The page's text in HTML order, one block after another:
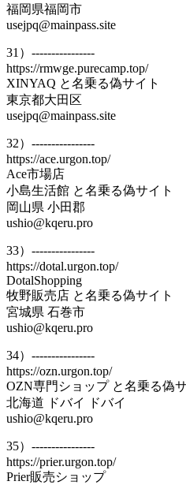
福岡県福岡市
usejpq@mainpass.site
31）----------------
https://rmwge.purecamp.top/
XINYAQ と名乗る偽サイト
東京都大田区
usejpq@mainpass.site
32）----------------
https://ace.urgon.top/
Ace市場店
小島生活館 と名乗る偽サイト
岡山県 小田郡
ushio@kqeru.pro
33）----------------
https://dotal.urgon.top/
DotalShopping
牧野販売店 と名乗る偽サイト
宮城県 石巻市
ushio@kqeru.pro
34）----------------
https://ozn.urgon.top/
OZN専門ショップ と名乗る偽
北海道 ドバイ ドバイ
ushio@kqeru.pro
35）----------------
https://prier.urgon.top/
Prier販売ショップ